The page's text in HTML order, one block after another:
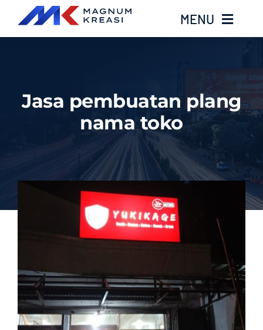
content
MENU
Services
Contact
Jasa pembuatan plang
nama toko